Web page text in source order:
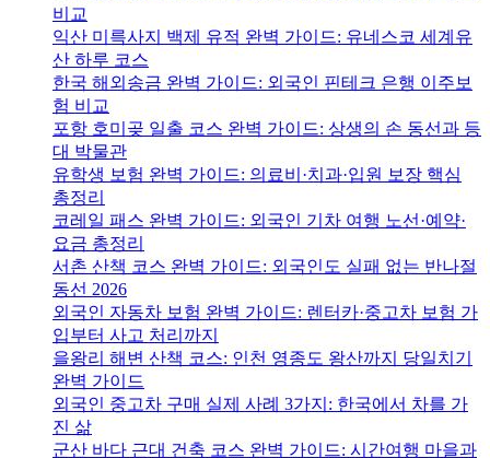
비교
익산 미륵사지 백제 유적 완벽 가이드: 유네스코 세계유
산 하루 코스
한국 해외송금 완벽 가이드: 외국인 핀테크 은행 이주보
험 비교
포항 호미곶 일출 코스 완벽 가이드: 상생의 손 동선과 등
대 박물관
유학생 보험 완벽 가이드: 의료비·치과·입원 보장 핵심
총정리
코레일 패스 완벽 가이드: 외국인 기차 여행 노선·예약·
요금 총정리
서촌 산책 코스 완벽 가이드: 외국인도 실패 없는 반나절
동선 2026
외국인 자동차 보험 완벽 가이드: 렌터카·중고차 보험 가
입부터 사고 처리까지
을왕리 해변 산책 코스: 인천 영종도 왕산까지 당일치기
완벽 가이드
외국인 중고차 구매 실제 사례 3가지: 한국에서 차를 가
진 삶
군산 바다 근대 건축 코스 완벽 가이드: 시간여행 마을과